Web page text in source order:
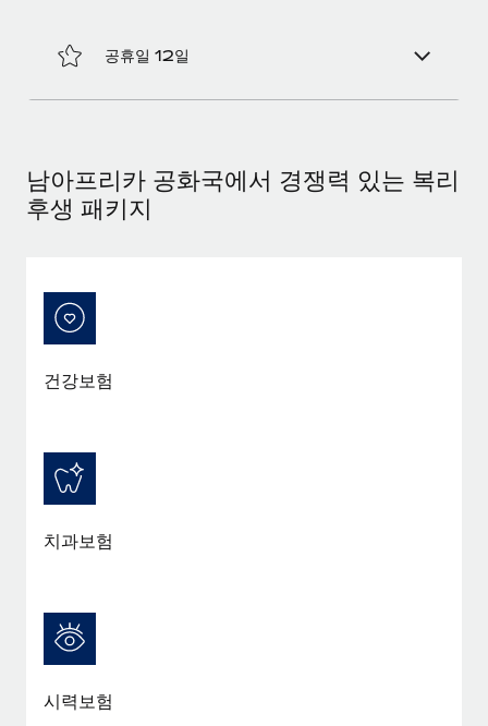
공휴일 12일
남아프리카 공화국에서 경쟁력 있는 복리
후생 패키지
건강보험
치과보험
시력보험